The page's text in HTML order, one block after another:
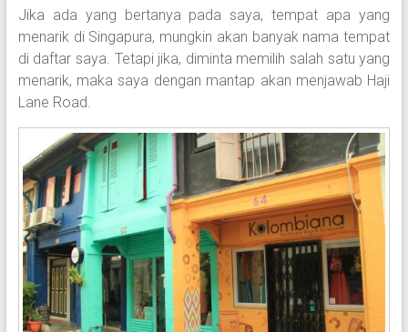
Jika ada yang bertanya pada saya, tempat apa yang
menarik di Singapura, mungkin akan banyak nama tempat
di daftar saya. Tetapi jika, diminta memilih salah satu yang
menarik, maka saya dengan mantap akan menjawab Haji
Lane Road.